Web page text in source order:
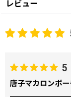
レビュー
5
唐子マカロンポー